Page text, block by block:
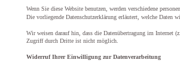
Wenn Sie diese Website benutzen, werden verschiedene
Die vorliegende Datenschutzerklärung erläutert, welche Daten
Wir weisen darauf hin, dass die Datenübertragung im
Zugriff durch Dritte ist nicht möglich.
Widerruf Ihrer Einwilligung zur Datenverarbeitung